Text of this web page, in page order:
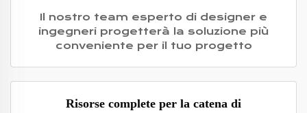
Il nostro team esperto di designer e
ingegneri progetterà la soluzione più
conveniente per il tuo progetto
Risorse complete per la catena di